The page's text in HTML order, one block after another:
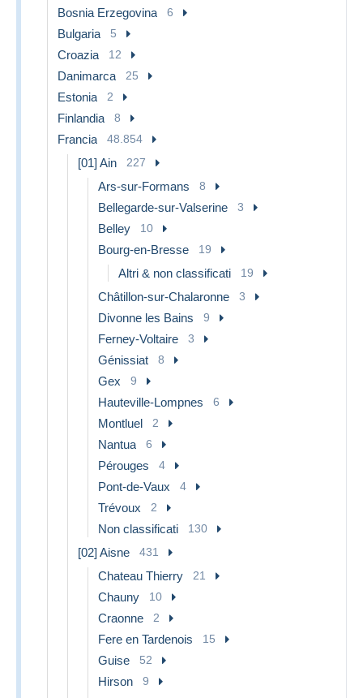
Bosnia Erzegovina 6
Bulgaria 5
Croazia 12
Danimarca 25
Estonia 2
Finlandia 8
Francia 48.854
[01] Ain 227
Ars-sur-Formans 8
Bellegarde-sur-Valserine 3
Belley 10
Bourg-en-Bresse 19
Altri & non classificati 19
Châtillon-sur-Chalaronne 3
Divonne les Bains 9
Ferney-Voltaire 3
Génissiat 8
Gex 9
Hauteville-Lompnes 6
Montluel 2
Nantua 6
Pérouges 4
Pont-de-Vaux 4
Trévoux 2
Non classificati 130
[02] Aisne 431
Chateau Thierry 21
Chauny 10
Craonne 2
Fere en Tardenois 15
Guise 52
Hirson 9